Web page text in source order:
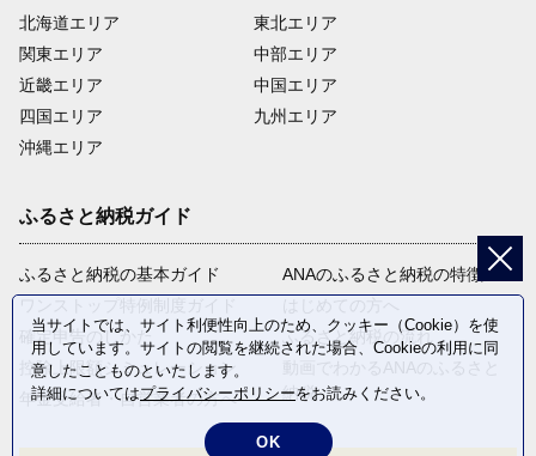
北海道エリア
関東エリア
近畿エリア
四国エリア
沖縄エリア
東北エリア
中部エリア
中国エリア
九州エリア
ふるさと納税ガイド
ふるさと納税の基本ガイド
確定申告のしかた
控除上限額シミュレーション
年金受給者・自営業者の方へ
ANAのふるさと納税の特徴
ふるさと納税の流れ
納税
当サイトでは、サイト利便性向上のため、クッキー（Cookie）を使
用しています。サイトの閲覧を継続された場合、Cookieの利用に同
意したことものといたします。
詳細についてはプライバシーポリシーをお読みください。
OK